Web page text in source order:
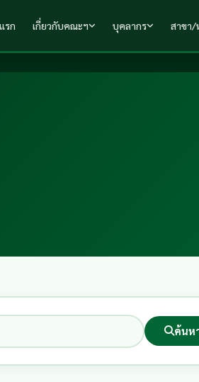
รก เกี่ยวกับคณะฯ บุคลากร สาขา/
ค้นห